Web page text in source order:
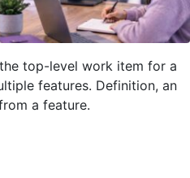
top-level work item for a
features. Definition, an
a feature.